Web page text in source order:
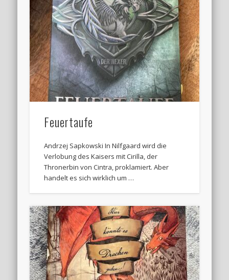
Feuertaufe
Andrzej Sapkowski In Nilfgaard wird die
Verlobung des Kaisers mit Cirilla, der
Thronerbin von Cintra, proklamiert. Aber
handelt es sich wirklich um …